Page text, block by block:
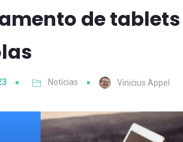
de tablets
Notícias Vinicius Appel